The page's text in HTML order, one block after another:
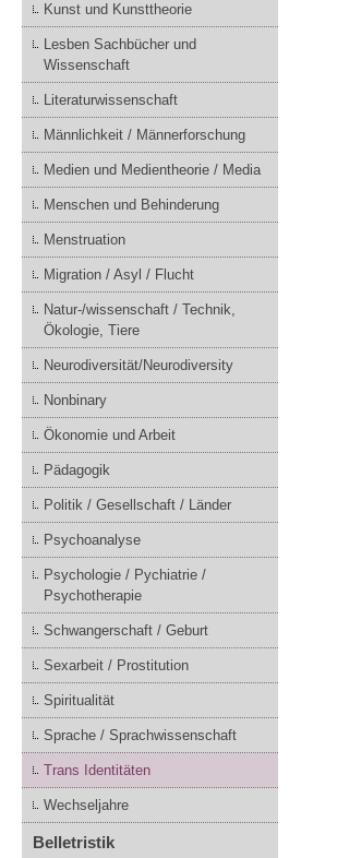
Kunst und Kunsttheorie
Lesben Sachbücher und
Wissenschaft
Literaturwissenschaft
Männlichkeit / Männerforschung
Medien und Medientheorie / Media
Menschen und Behinderung
Menstruation
Migration / Asyl / Flucht
Natur-/wissenschaft / Technik,
Ökologie, Tiere
Neurodiversität/Neurodiversity
Nonbinary
Ökonomie und Arbeit
Pädagogik
Politik / Gesellschaft / Länder
Psychoanalyse
Psychologie / Pychiatrie /
Psychotherapie
Schwangerschaft / Geburt
Sexarbeit / Prostitution
Spiritualität
Sprache / Sprachwissenschaft
Trans Identitäten
Wechseljahre
Belletristik